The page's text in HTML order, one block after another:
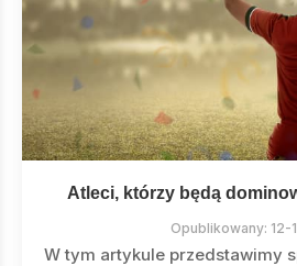
Atleci, którzy będą
Opublikowany: 12-
W tym artykule przedstawimy